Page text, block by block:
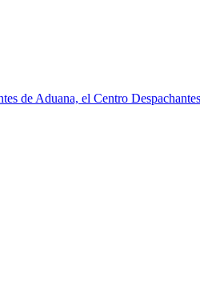
de Aduana, el Centro